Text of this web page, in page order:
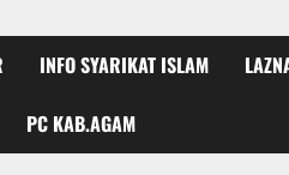
INFO SYARIKAT ISLAM
PC KAB.AGAM